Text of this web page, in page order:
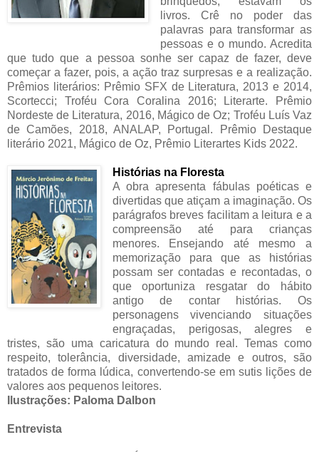
livros. Crê no poder das
palavras para transformar as
pessoas e o mundo. Acredita
que tudo que a pessoa sonhe ser capaz de fazer, deve
começar a fazer, pois, a ação traz surpresas e a realização.
Prêmios literários: Prêmio SFX de Literatura, 2013 e 2014,
Scortecci; Troféu Cora Coralina 2016; Literarte. Prêmio
Nordeste de Literatura, 2016, Mágico de Oz; Troféu Luís Vaz
de Camões, 2018, ANALAP, Portugal. Prêmio Destaque
literário 2021, Mágico de Oz, Prêmio Literartes Kids 2022.
Histórias na Floresta
A obra apresenta fábulas poéticas e
divertidas que atiçam a imaginação. Os
parágrafos breves facilitam a leitura e a
compreensão até para crianças
menores. Ensejando até mesmo a
memorização para que as histórias
possam ser contadas e recontadas, o
que oportuniza resgatar do hábito
antigo de contar histórias. Os
personagens vivenciando situações
engraçadas, perigosas, alegres e
tristes, são uma caricatura do mundo real. Temas como
respeito, tolerância, diversidade, amizade e outros, são
tratados de forma lúdica, convertendo-se em sutis lições de
valores aos pequenos leitores.
Ilustrações: Paloma Dalbon
Entrevista